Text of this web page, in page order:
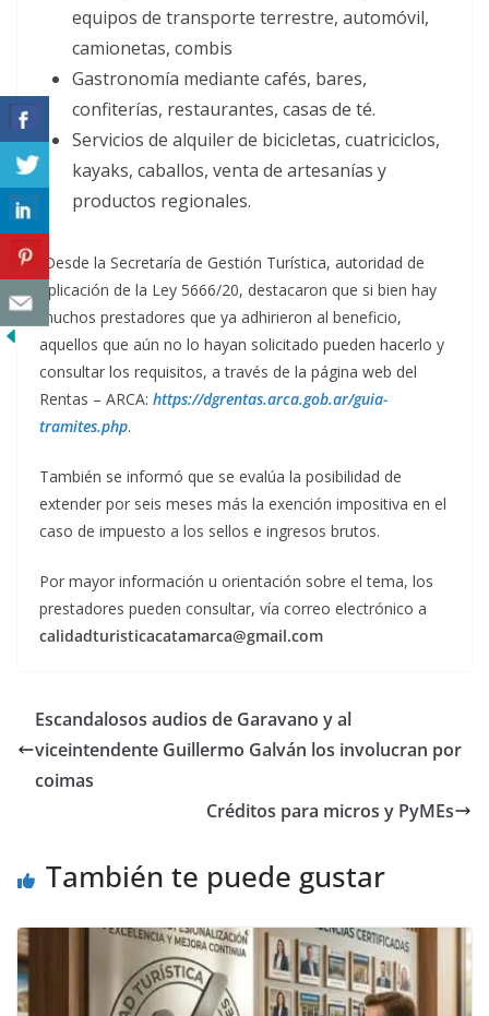
equipos de transporte terrestre, automóvil,
camionetas, combis
Gastronomía mediante cafés, bares,
confiterías, restaurantes, casas de té.
Servicios de alquiler de bicicletas, cuatriciclos,
kayaks, caballos, venta de artesanías y
productos regionales.
Desde la Secretaría de Gestión Turística, autoridad de
aplicación de la Ley 5666/20, destacaron que si bien hay
muchos prestadores que ya adhirieron al beneficio,
aquellos que aún no lo hayan solicitado pueden hacerlo y
consultar los requisitos, a través de la página web del
Rentas – ARCA: https://dgrentas.arca.gob.ar/guia-
tramites.php.
También se informó que se evalúa la posibilidad de
extender por seis meses más la exención impositiva en el
caso de impuesto a los sellos e ingresos brutos.
Por mayor información u orientación sobre el tema, los
prestadores pueden consultar, vía correo electrónico a
calidadturisticacatamarca@gmail.com
Escandalosos audios de Garavano y al
viceintendente Guillermo Galván los involucran por
coimas
Créditos para micros y PyMEs
También te puede gustar